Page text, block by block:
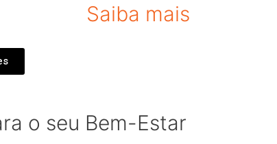
Saiba mais
o seu Bem-Estar